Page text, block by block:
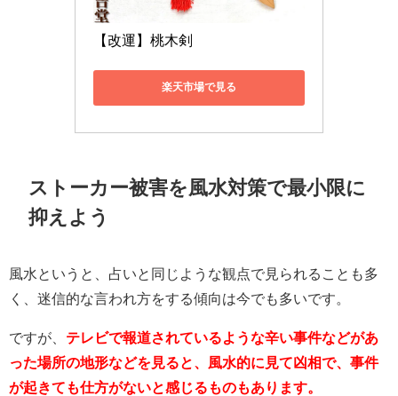
【改運】桃木剣
楽天市場で見る
ストーカー被害を風水対策で最小限に
抑えよう
風水というと、占いと同じような観点で見られることも多
く、迷信的な言われ方をする傾向は今でも多いです。
ですが、 テレビで報道されているような辛い事件などがあ
った場所の地形などを見ると、風水的に見て凶相で、事件
が起きても仕方がないと感じるものもあります。